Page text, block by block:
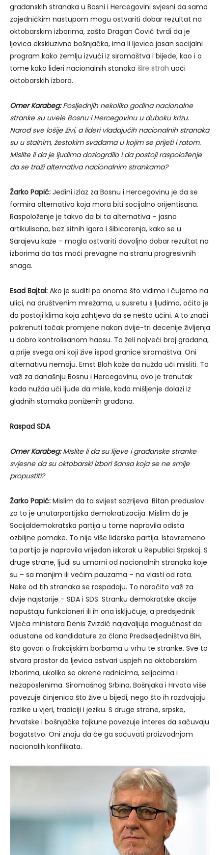
građanskih stranaka u Bosni i Hercegovini svjesni da samo
zajedničkim nastupom mogu ostvariti dobar rezultat na
oktobarskim izborima, zašto Dragan Čović tvrdi da je
ljevica ekskluzivno bošnjačka, ima li ljevica jasan socijalni
program kako zemlju izvući iz siromaštva i bijede, kao i o
tome kako lideri nacionalnih stanaka šire strah uoči
oktobarskih izbora.
Omer Karabeg:Posljednjih nekoliko godina nacionalne
stranke su uvele Bosnu i Hercegovinu u duboku krizu.
Narod sve lošije živi, a lideri vladajućih nacionalnih stranaka
su u stalnim, žestokim svađama u kojim se prijeti i ratom.
Mislite li da je ljudima dozlogrdilo i da postoji raspoloženje
da se traži alternativa nacionalnim strankama?
Žarko Papić: Jedini izlaz za Bosnu i Hercegovinu je da se
formira alternativa koja mora biti socijalno orijentisana.
Raspoloženje je takvo da bi ta alternativa – jasno
artikulisana, bez sitnih igara i šibicarenja, kako se u
Sarajevu kaže – mogla ostvariti dovoljno dobar rezultat na
izborima da tas moći prevagne na stranu progresivnih
snaga.
Esad Bajtal: Ako je suditi po onome što vidimo i čujemo na
ulici, na društvenim mrežama, u susretu s ljudima, očito je
da postoji klima koja zahtjeva da se nešto učini. A to znači
pokrenuti točak promjene nakon dvije-tri decenije življenja
u dobro kontrolisanom haosu. To želi najveći broj građana,
a prije svega oni koji žive ispod granice siromaštva. Oni
alternativu nemaju. Ernst Bloh kaže da nužda uči misliti. To
važi za današnju Bosnu i Hercegovinu, ovo je trenutak
kada nužda uči ljude da misle, kada mišljenje dolazi iz
gladnih stomaka poniženih građana.
Raspad SDA
Omer Karabeg:Mislite li da su lijeve i građanske stranke
svjesne da su oktobarski izbori šansa koja se ne smije
propustiti?
Žarko Papić: Mislim da ta svijest sazrijeva. Bitan preduslov
za to je unutarpartijska demokratizacija. Mislim da je
Socijaldemokratska partija u tome napravila odista
ozbiljne pomake. To nije više liderska partija. Istovremeno
ta partija je napravila vrijedan iskorak u Republici Srpskoj. S
druge strane, ljudi su umorni od nacionalnih stranaka koje
su – sa manjim ili većim pauzama – na vlasti od rata.
Neke od tih stranaka se raspadaju. To naročito važi za
dvije najstarije – SDA i SDS. Stranku demokratske akcije
napuštaju funkcioneri ili ih ona isključuje, a predsjednik
Vijeća ministara Denis Zvizdić najavaljuje mogućnost da
odustane od kandidature za člana Predsedjedništva BiH,
što govori o frakcijskim borbama u vrhu te stranke. Sve to
stvara prostor da ljevica ostvari uspjeh na oktobarskim
izborima, ukoliko se okrene radnicima, seljacima i
nezaposlenima. Siromašnog Srbina, Bošnjaka i Hrvata više
povezuje činjenica što žive u bijedi, nego što ih razdvajaju
razlike u vjeri, tradiciji i jeziku. S druge strane, srpske,
hrvatske i bošnjačke tajkune povezuje interes da sačuvaju
bogatstvo. Oni znaju da će ga sačuvati proizvodnjom
nacionalih konflikata.